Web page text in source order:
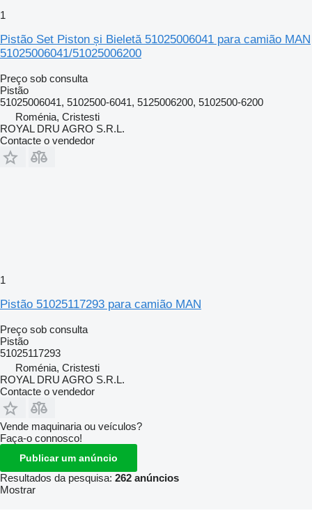
1
Pistão Set Piston și Bieletă 51025006041 para camião MAN
51025006041/51025006200
Preço sob consulta
Pistão
51025006041, 5102500-6041, 5125006200, 5102500-6200
Roménia, Cristesti
ROYAL DRU AGRO S.R.L.
Contacte o vendedor
1
Pistão 51025117293 para camião MAN
Preço sob consulta
Pistão
51025117293
Roménia, Cristesti
ROYAL DRU AGRO S.R.L.
Contacte o vendedor
Vende maquinaria ou veículos?
Faça-o connosco!
Publicar um anúncio
Resultados da pesquisa: 262 anúncios
Mostrar